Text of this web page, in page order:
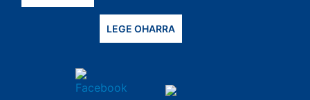
LEGE OHARRA